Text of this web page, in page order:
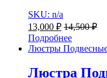
SKU: n/a
13,000 ₽ 14,500₽
Подробнее
Люстры
Люстра